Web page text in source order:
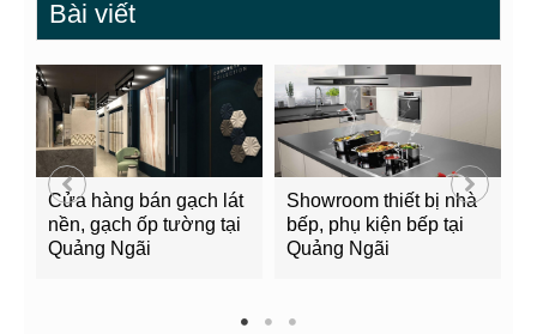
Bài viết
Cửa hàng bán gạch lát
nền, gạch ốp tường tại
Quảng Ngãi
Showroom thiết bị nhà
bếp, phụ kiện bếp tại
Quảng Ngãi
1 2 3